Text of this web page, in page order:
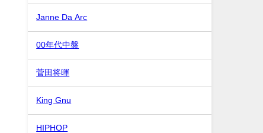
Janne Da Arc
00年代中盤
菅田将暉
King Gnu
HIPHOP